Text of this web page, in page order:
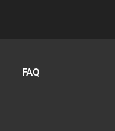
FAQ